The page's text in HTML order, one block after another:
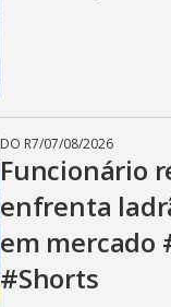
DO R7/07/08/2026
Funcionário
enfrenta
em mercado
#Shorts